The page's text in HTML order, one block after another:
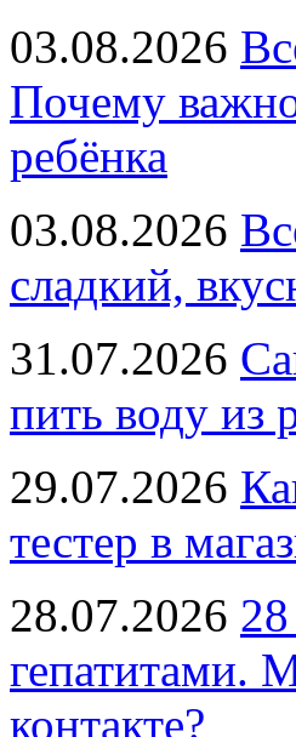
03.08.2026
Почему
ребёнка
03.08.2026
сладкий,
31.07.2026
пить воду из
29.07.2026
тестер в
28.07.2026
гепатитами.
контакте?